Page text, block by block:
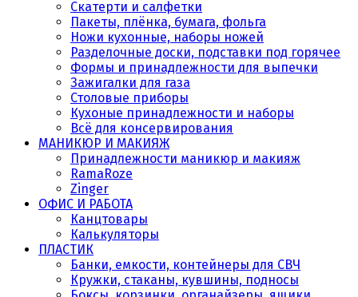
Скатерти и салфетки
Пакеты, плёнка, бумага, фольга
Ножи кухонные, наборы ножей
Разделочные доски, подставки под горячее
Формы и принадлежности для выпечки
Зажигалки для газа
Столовые приборы
Кухоные принадлежности и наборы
Всё для консервирования
МАНИКЮР И МАКИЯЖ
Принадлежности маникюр и макияж
RamaRoze
Zinger
ОФИС И РАБОТА
Канцтовары
Калькуляторы
ПЛАСТИК
Банки, емкости, контейнеры для СВЧ
Кружки, стаканы, кувшины, подносы